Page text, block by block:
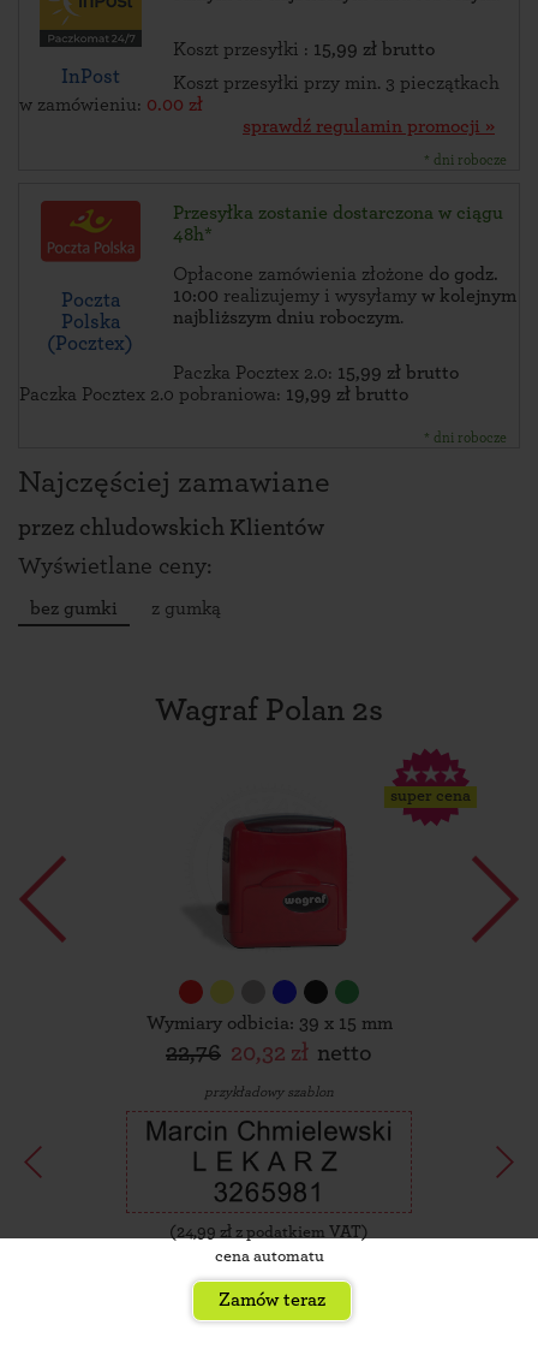
InPost
Koszt przesyłki : 15,99 zł brutto
Koszt przesyłki przy min. 3 pieczątkach
w zamówieniu: 0.00 zł
sprawdź regulamin promocji »
* dni robocze
Poczta
Polska
(Pocztex)
Przesyłka zostanie dostarczona w ciągu
48h*
Opłacone zamówienia złożone do godz.
10:00 realizujemy i wysyłamy w kolejnym
najbliższym dniu roboczym.
Paczka Pocztex 2.0: 15,99 zł brutto
Paczka Pocztex 2.0 pobraniowa: 19,99 zł brutto
* dni robocze
Najczęściej zamawiane
przez chludowskich Klientów
Wyświetlane ceny:
bez gumki z gumką
Wagraf Polan 2s
super cena
Wymiary odbicia: 39 x 15 mm
22,76 20,32 zł netto
przykładowy szablon
( 24,99 zł z podatkiem VAT)
cena automatu
Zamów teraz